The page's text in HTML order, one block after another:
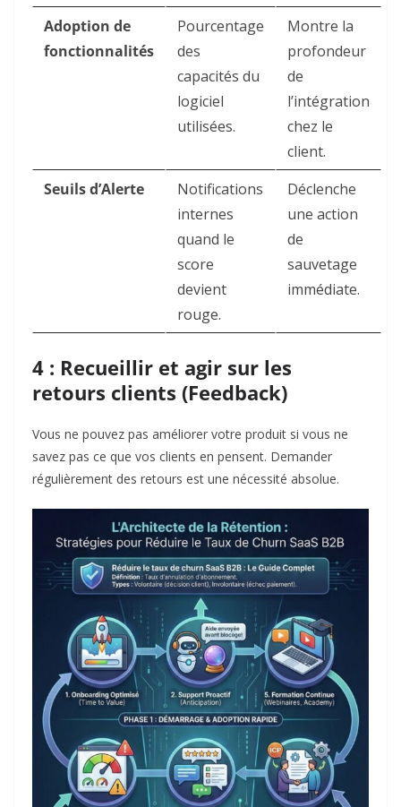
Adoption de
fonctionnalités
Pourcentage
des
capacités du
logiciel
utilisées.
Montre la
profondeur
de
l’intégration
chez le
client.
Seuils d’Alerte
Notifications
internes
quand le
score
devient
rouge.
Déclenche
une action
de
sauvetage
immédiate.
4 : Recueillir et agir sur les
retours clients (Feedback)
Vous ne pouvez pas améliorer votre produit si vous ne
savez pas ce que vos clients en pensent. Demander
régulièrement des retours est une nécessité absolue.